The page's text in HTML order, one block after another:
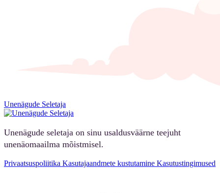
Unenägude Seletaja
Unenägude seletaja on sinu usaldusväärne teejuht
unenäomaailma mõistmisel.
Privaatsuspoliitika Kasutajaandmete kustutamine Kasutustingimused